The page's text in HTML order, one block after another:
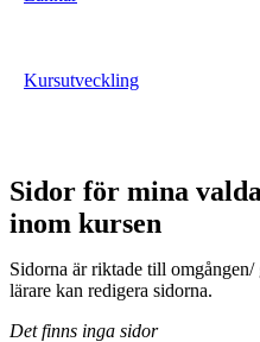
Kursutveckling
Sidor för mina
inom kursen
Sidorna är riktade till
lärare kan redigera sidorna.
Det finns inga sidor